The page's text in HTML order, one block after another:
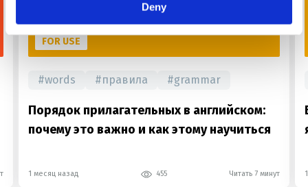
Deny
FOR USE
#words #правила #grammar
Порядок прилагательных в английском:
почему это важно и как этому научиться
1 месяц назад 455 Читать 7 минут